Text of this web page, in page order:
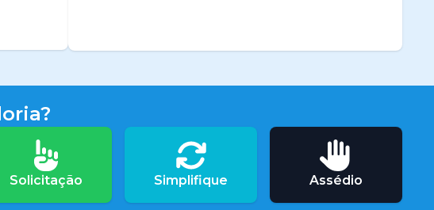
Solicitação Simplifique Assédio